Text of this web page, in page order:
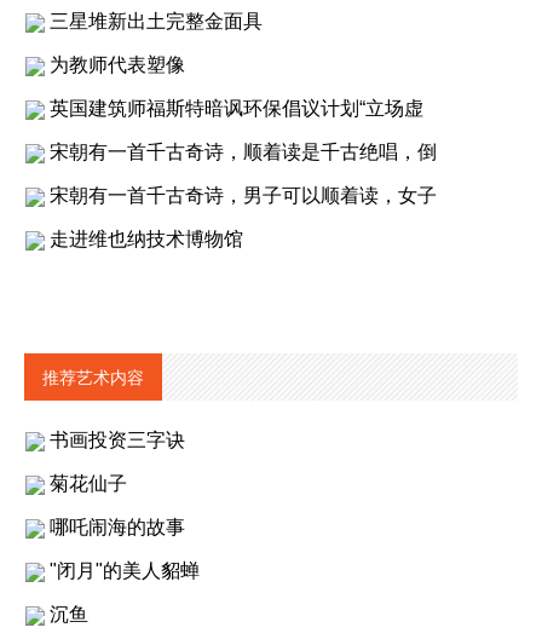
三星堆新出土完整金面具
为教师代表塑像
英国建筑师福斯特暗讽环保倡议计划“立场虚
宋朝有一首千古奇诗，顺着读是千古绝唱，倒
宋朝有一首千古奇诗，男子可以顺着读，女子
走进维也纳技术博物馆
推荐艺术内容
书画投资三字诀
菊花仙子
哪吒闹海的故事
"闭月"的美人貂蝉
沉鱼